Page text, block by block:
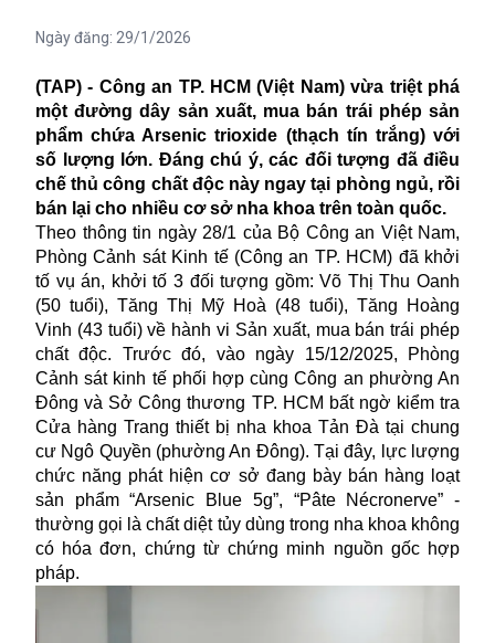
Ngày đăng: 29/1/2026
(TAP) - Công an TP. HCM (Việt Nam) vừa triệt phá
một đường dây sản xuất, mua bán trái phép sản
phẩm chứa Arsenic trioxide (thạch tín trắng) với
số lượng lớn. Đáng chú ý, các đối tượng đã điều
chế thủ công chất độc này ngay tại phòng ngủ, rồi
bán lại cho nhiều cơ sở nha khoa trên toàn quốc.
Theo thông tin ngày 28/1 của Bộ Công an Việt Nam,
Phòng Cảnh sát Kinh tế (Công an TP. HCM) đã khởi
tố vụ án, khởi tố 3 đối tượng gồm: Võ Thị Thu Oanh
(50 tuổi), Tăng Thị Mỹ Hoà (48 tuổi), Tăng Hoàng
Vinh (43 tuổi) về hành vi Sản xuất, mua bán trái phép
chất độc. Trước đó, vào ngày 15/12/2025, Phòng
Cảnh sát kinh tế phối hợp cùng Công an phường An
Đông và Sở Công thương TP. HCM bất ngờ kiểm tra
Cửa hàng Trang thiết bị nha khoa Tản Đà tại chung
cư Ngô Quyền (phường An Đông). Tại đây, lực lượng
chức năng phát hiện cơ sở đang bày bán hàng loạt
sản phẩm “Arsenic Blue 5g”, “Pâte Nécronerve” -
thường gọi là chất diệt tủy dùng trong nha khoa không
có hóa đơn, chứng từ chứng minh nguồn gốc hợp
pháp.